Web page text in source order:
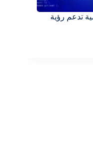
تدعم رؤية